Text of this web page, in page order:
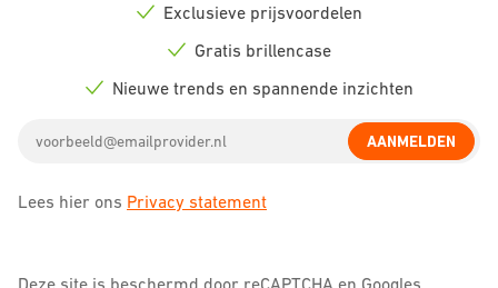
icon
Exclusieve prijsvoordelen
icon
Gratis brillencase
Nieuwe trends en spannende inzichten
address
AANMELDEN
Lees hier ons Privacy statement
Deze site is beschermd door reCAPTCHA en Googles